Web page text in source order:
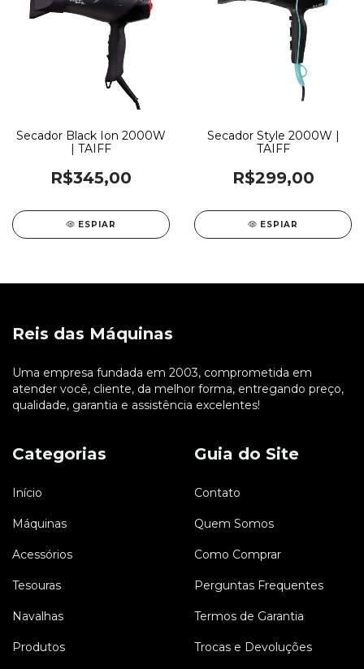
Secador Black Ion 2000W
| TAIFF
R$345,00
ESPIAR
Secador Style 2000W |
TAIFF
R$299,00
ESPIAR
Reis das Máquinas
Uma empresa fundada em 2003, comprometida em
atender você, cliente, da melhor forma, entregando preço,
qualidade, garantia e assistência excelentes!
Categorias
Início
Máquinas
Acessórios
Tesouras
Navalhas
Produtos
Guia do Site
Contato
Quem Somos
Como Comprar
Perguntas Frequentes
Termos de Garantia
Trocas e Devoluções